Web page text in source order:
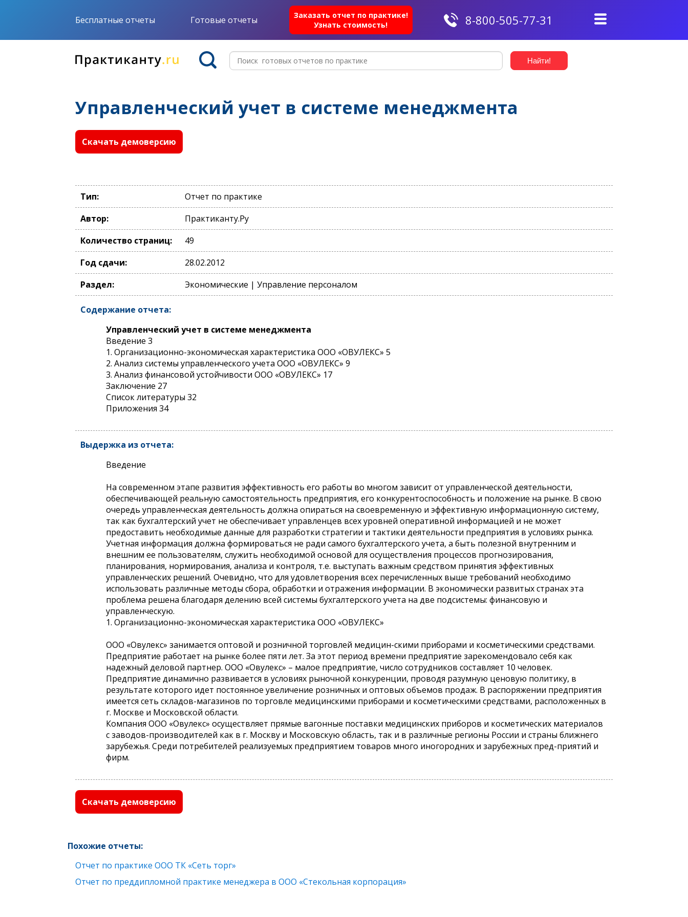
Бесплатные отчеты Готовые отчеты
Заказать отчет по практике!
Узнать стоимость!
8-800-505-77-31
Управленческий учет в системе менеджмента
Скачать демоверсию
Тип:
Отчет по практике
Автор:
Практиканту.Ру
Количество страниц:
49
Год сдачи:
28.02.2012
Раздел:
Экономические | Управление персоналом
Содержание отчета:
Управленческий учет в системе менеджмента
Введение 3
1. Организационно-экономическая характеристика ООО «ОВУЛЕКС» 5
2. Анализ системы управленческого учета ООО «ОВУЛЕКС» 9
3. Анализ финансовой устойчивости ООО «ОВУЛЕКС» 17
Заключение 27
Список литературы 32
Приложения 34
Выдержка из отчета:
Введение
На современном этапе развития эффективность его работы во многом зависит от управленческой деятельности,
обеспечивающей реальную самостоятельность предприятия, его конкурентоспособность и положение на рынке. В свою
очередь управленческая деятельность должна опираться на своевременную и эффективную информационную систему,
так как бухгалтерский учет не обеспечивает управленцев всех уровней оперативной информацией и не может
предоставить необходимые данные для разработки стратегии и тактики деятельности предприятия в условиях рынка.
Учетная информация должна формироваться не ради самого бухгалтерского учета, а быть полезной внутренним и
внешним ее пользователям, служить необходимой основой для осуществления процессов прогнозирования,
планирования, нормирования, анализа и контроля, т.е. выступать важным средством принятия эффективных
управленческих решений. Очевидно, что для удовлетворения всех перечисленных выше требований необходимо
использовать различные методы сбора, обработки и отражения информации. В экономически развитых странах эта
проблема решена благодаря делению всей системы бухгалтерского учета на две подсистемы: финансовую и
управленческую.
1. Организационно-экономическая характеристика ООО «ОВУЛЕКС»
ООО «Овулекс» занимается оптовой и розничной торговлей медицин-скими приборами и косметическими средствами.
Предприятие работает на рынке более пяти лет. За этот период времени предприятие зарекомендовало себя как
надежный деловой партнер. ООО «Овулекс» – малое предприятие, число сотрудников составляет 10 человек.
Предприятие динамично развивается в условиях рыночной конкуренции, проводя разумную ценовую политику, в
результате которого идет постоянное увеличение розничных и оптовых объемов продаж. В распоряжении предприятия
имеется сеть складов-магазинов по торговле медицинскими приборами и косметическими средствами, расположенных в
г. Москве и Московской области.
Компания ООО «Овулекс» осуществляет прямые вагонные поставки медицинских приборов и косметических материалов
с заводов-производителей как в г. Москву и Московскую область, так и в различные регионы России и страны ближнего
зарубежья. Среди потребителей реализуемых предприятием товаров много иногородних и зарубежных пред-приятий и
фирм.
Скачать демоверсию
Похожие отчеты:
Отчет по практике ООО ТК «Сеть торг»
Отчет по преддипломной практике менеджера в ООО «Стекольная корпорация»